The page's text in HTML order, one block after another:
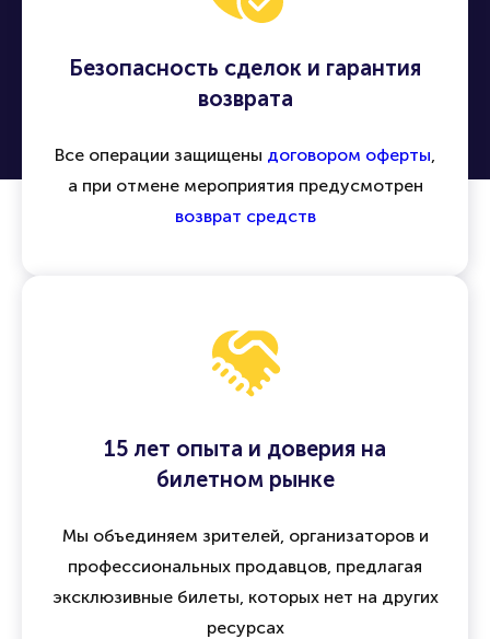
Безопасность сделок и гарантия
возврата
Все операции защищены договором оферты,
а при отмене мероприятия предусмотрен
возврат средств
15 лет опыта и доверия на
билетном рынке
Мы объединяем зрителей, организаторов и
профессиональных продавцов, предлагая
эксклюзивные билеты, которых нет на других
ресурсах